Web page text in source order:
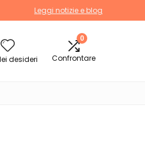
Leggi notizie e blog
desideri
0
Confrontare